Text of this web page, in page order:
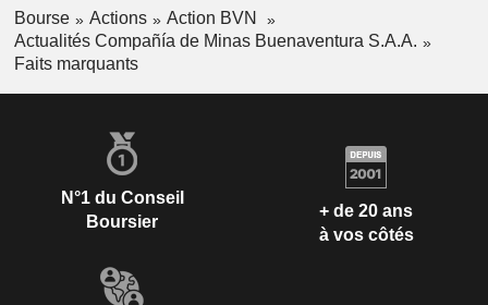
Bourse Actions
Action BVN
Actualités Compañía de Minas Buenaventura S.A.A.
Faits marquants
N°1 du Conseil
Boursier
+ de 20 ans
à vos côtés